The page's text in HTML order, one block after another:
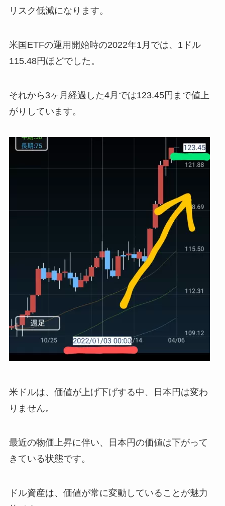
リスク低減になります。
米国ETFの運用開始時の2022年1月では、1ドル
115.48円ほどでした。
それから3ヶ月経過した4月では123.45円まで値上
がりしています。
米ドルは、価値が上げ下げする中、日本円は変わ
りません。
最近の物価上昇に伴い、日本円の価値は下がって
きている状態です。
ドル資産は、価値が常に変動していることが魅力